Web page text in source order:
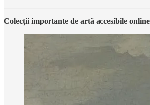
Colecții importante de artă accesibile online